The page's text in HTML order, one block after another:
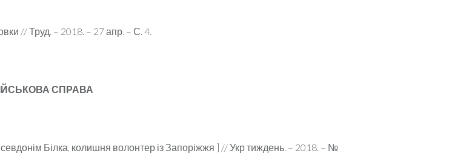
// Труд. – 2018. – 27 апр. – С. 4.
СПРАВА
Білка, колишня волонтер із Запоріжжя ] // Укр тиждень. – 2018. – №